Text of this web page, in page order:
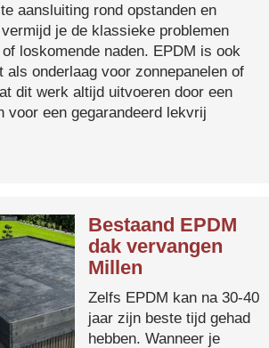
aansluiting rond opstanden en
je de klassieke problemen
loskomende naden. EPDM is ook
als onderlaag voor zonnepanelen of
dit werk altijd uitvoeren door een
voor een gegarandeerd lekvrij
Bestaand EPDM
dak vervangen
Millen
Zelfs EPDM kan na 30-40
jaar zijn beste tijd gehad
hebben. Wanneer je